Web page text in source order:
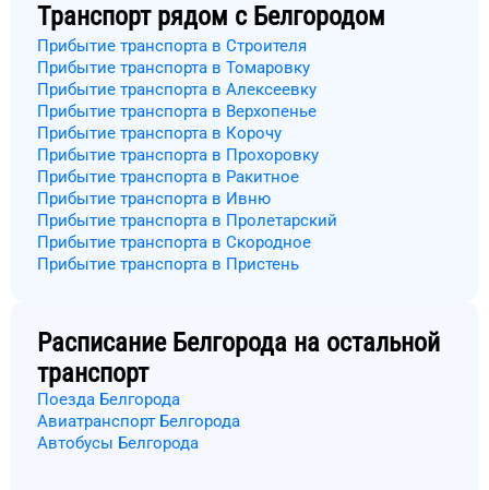
Транспорт рядом с Белгородом
Прибытие транспорта в Строителя
Прибытие транспорта в Томаровку
Прибытие транспорта в Алексеевку
Прибытие транспорта в Верхопенье
Прибытие транспорта в Корочу
Прибытие транспорта в Прохоровку
Прибытие транспорта в Ракитное
Прибытие транспорта в Ивню
Прибытие транспорта в Пролетарский
Прибытие транспорта в Скородное
Прибытие транспорта в Пристень
Расписание Белгорода на остальной
транспорт
Поезда Белгорода
Авиатранспорт Белгорода
Автобусы Белгорода